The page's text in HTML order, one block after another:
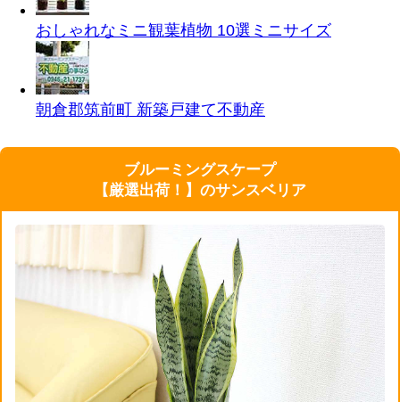
おしゃれなミニ観葉植物 10選 ミニサイズ
朝倉郡筑前町 新築戸建て不動産
ブルーミングスケープ
【厳選出荷！】のサンスベリア